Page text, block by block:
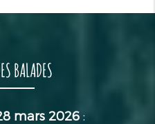
BALADES
mars 2026 :